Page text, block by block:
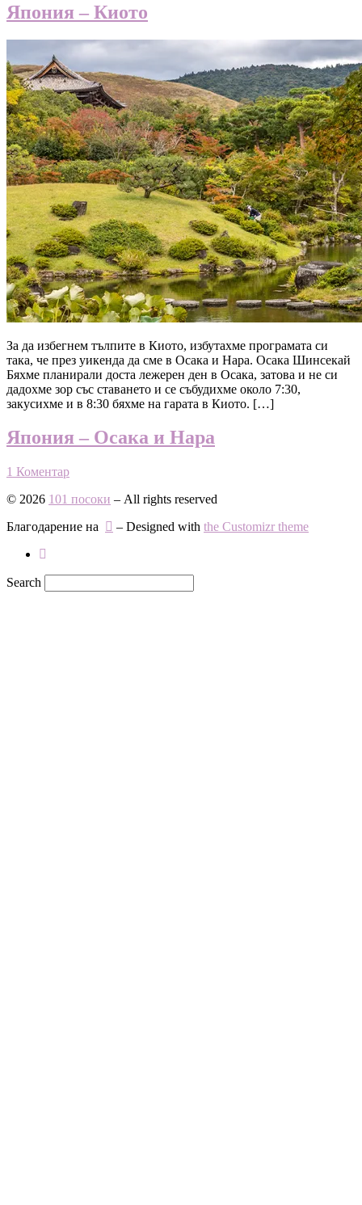
Япония – Киото
За да избегнем тълпите в Киото, избутахме програмата си
така, че през уикенда да сме в Осака и Нара. Осака Шинсекай
Бяхме планирали доста лежерен ден в Осака, затова и не си
дадохме зор със ставането и се събудихме около 7:30,
закусихме и в 8:30 бяхме на гарата в Киото. […]
Япония – Осака и Нара
1 Коментар
© 2026 101 посоки – All rights reserved
Благодарение на
– Designed with the Customizr theme
Search